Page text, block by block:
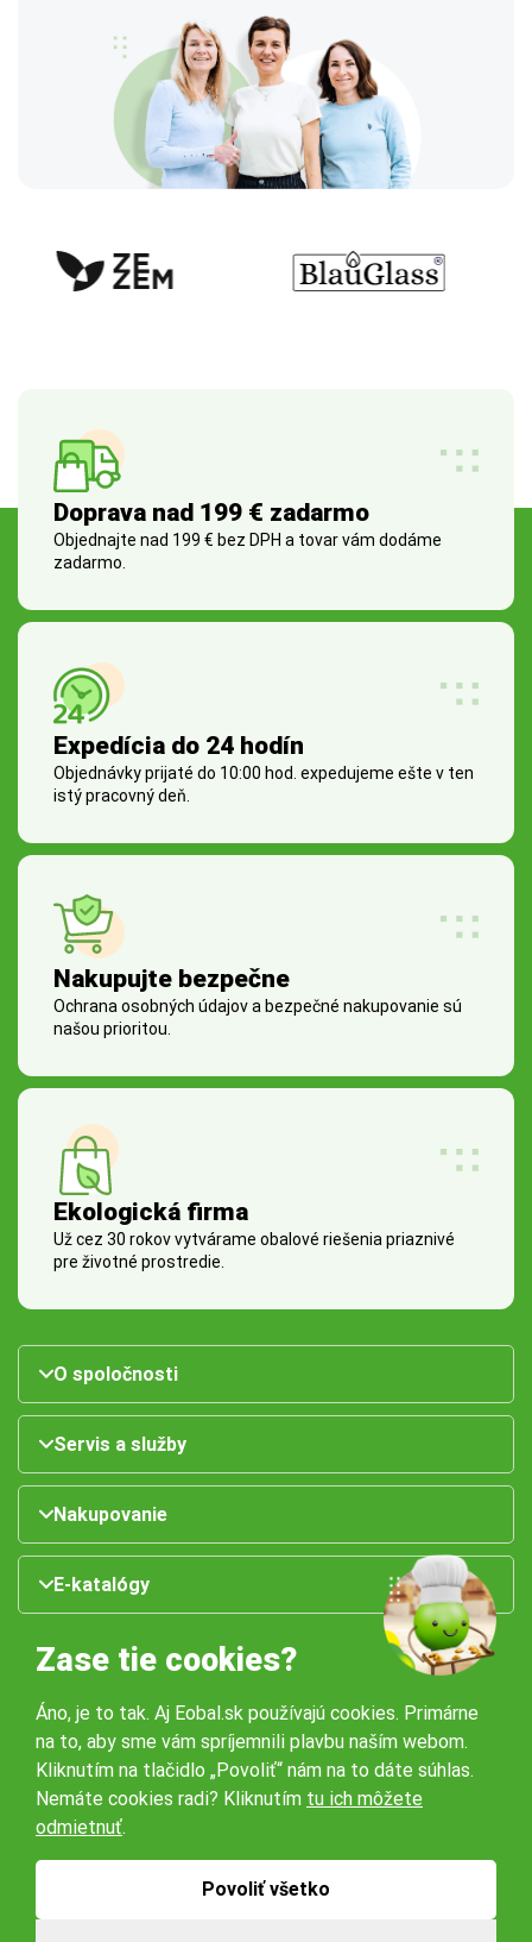
Doprava nad 199 € zadarmo
Objednajte nad 199 € bez DPH a tovar vám dodáme
zadarmo.
Expedícia do 24 hodín
Objednávky prijaté do 10:00 hod. expedujeme ešte v ten
istý pracovný deň.
Nakupujte bezpečne
Ochrana osobných údajov a bezpečné nakupovanie sú
našou prioritou.
Ekologická firma
Už cez 30 rokov vytvárame obalové riešenia priaznivé
pre životné prostredie.
O spoločnosti
Servis a služby
Nakupovanie
E-katalógy
Naše pobočky:
Obchodné podmienky
Zase tie cookies?
Áno, je to tak. Aj Eobal.sk používajú cookies. Primárne
na to, aby sme vám spríjemnili plavbu naším webom.
Kliknutím na tlačidlo „Povoliť“ nám na to dáte súhlas.
Nemáte cookies radi? Kliknutím tu ich môžete
odmietnuť.
Povoliť všetko